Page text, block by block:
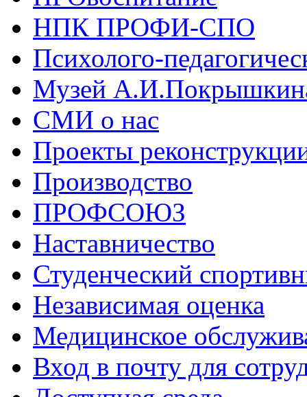
НПК ПРОФИ-СПО
Психолого-
Музей
СМИ о нас
Проекты
Производство
ПРОФСОЮЗ
Наставничество
Студенческий
Независимая оценка
Медицинское
Вход в почту для